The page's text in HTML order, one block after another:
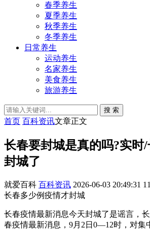
春季养生
夏季养生
秋季养生
冬季养生
日常养生
运动养生
名家养生
美食养生
旅游养生
搜 索
首页 百科资讯文章正文
长春要封城是真的吗?实时
封城了
就爱百科 百科资讯 2026-06-03 20:49:31 11
长春多少例疫情才封城
长春疫情最新消息今天封城了是谣言，
春疫情最新消息，9月2日0—12时，对集